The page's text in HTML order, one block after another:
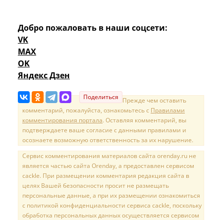
Добро пожаловать в наши соцсети:
VK
MAX
OK
Яндекс Дзен
Поделиться Прежде чем оставить
комментарий, пожалуйста, ознакомьтесь с Правилами
комментирования портала. Оставляя комментарий, вы
подтверждаете ваше согласие с данными правилами и
осознаете возможную ответственность за их нарушение.
Сервис комментирования материалов сайта orenday.ru не
является частью сайта Orenday, а предоставлен сервисом
cackle. При размещении комментария редакция сайта в
целях Вашей безопасности просит не размещать
персональные данные, а при их размещении ознакомиться
с политикой конфиденциальности сервиса cackle, поскольку
обработка персональных данных осуществляется сервисом